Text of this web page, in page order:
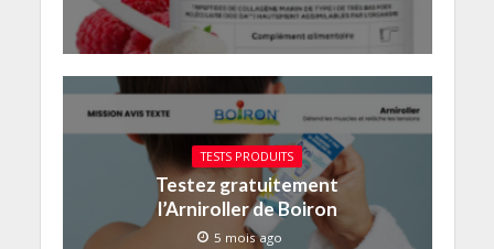
TESTS PRODUITS
Testez gratuitement
l’Arniroller de Boiron
5 mois ago